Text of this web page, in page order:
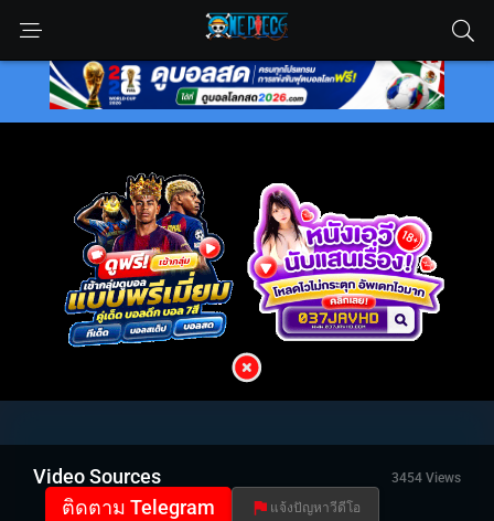
Video Sources 3454 Views
ติดตาม Telegram แจ้งปัญหาวีดีโอ